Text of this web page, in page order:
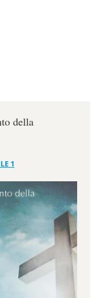
della
1